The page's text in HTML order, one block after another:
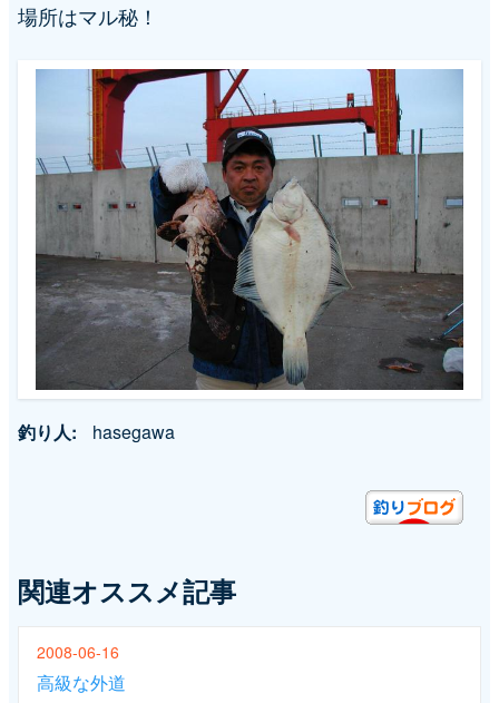
場所はマル秘！
釣り人 hasegawa
関連オススメ記事
2008-06-16
高級な外道